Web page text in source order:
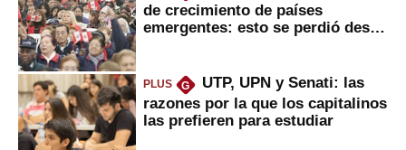
de crecimiento de países
emergentes: esto se perdió desde
PLUS G
UTP, UPN y Senati: las
razones por la que los capitalinos
las prefieren para estudiar